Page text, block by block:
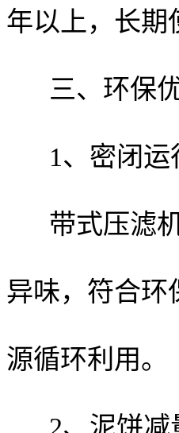
年以上，长期
三、环保
1、密闭
带式压滤
异味，符合环
源循环利用。
2、泥饼